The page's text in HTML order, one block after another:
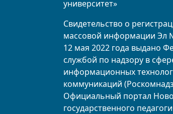
университет»
Свидетельство о
массовой информации Эл
12 мая 2022 года выдано
службой по надзору в
информационных
коммуникаций
Официальный портал
государственного